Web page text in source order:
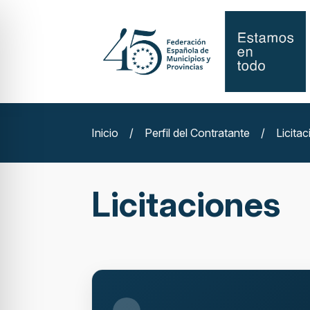
Inicio / Perfil del Contratante /
Licitaciones